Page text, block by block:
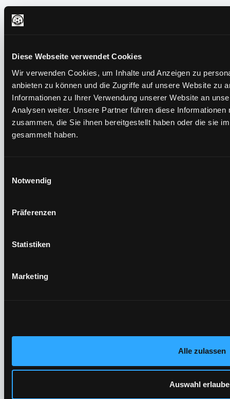
Diese Webseite verwendet Cookies
Wir verwenden Cookies, um Inhalte und Anzeigen zu
anbieten zu können und die Zugriffe auf unsere Website zu
Informationen zu Ihrer Verwendung unserer Website an
Analysen weiter. Unsere Partner führen diese
zusammen, die Sie ihnen bereitgestellt haben oder die sie
gesammelt haben.
Notwendig
Präferenzen
Statistiken
Marketing
Alle zulassen
Auswahl